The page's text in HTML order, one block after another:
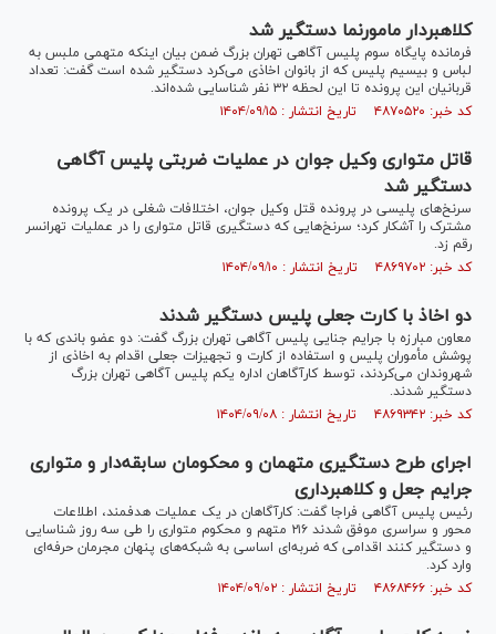
کلاهبردار مامورنما دستگیر شد
فرمانده پایگاه سوم پلیس آگاهی تهران بزرگ ضمن بیان اینکه متهمی ملبس به
لباس و بیسیم پلیس که از بانوان اخاذی می‌کرد دستگیر شده است گفت: تعداد
قربانیان این پرونده تا این لحظه ۳۲ نفر شناسایی شده‌اند.
کد خبر: ۴۸۷۰۵۲۰ تاریخ انتشار : ۱۴۰۴/۰۹/۱۵
قاتل متواری وکیل جوان در عملیات ضربتی پلیس آگاهی
دستگیر شد
سرنخ‌های پلیسی در پرونده قتل وکیل جوان، اختلافات شغلی در یک پرونده
مشترک را آشکار کرد؛ سرنخ‌هایی که دستگیری قاتل متواری را در عملیات تهرانسر
رقم زد.
کد خبر: ۴۸۶۹۷۰۲ تاریخ انتشار : ۱۴۰۴/۰۹/۱۰
دو اخاذ با کارت جعلی پلیس دستگیر شدند
معاون مبارزه با جرایم جنایی پلیس آگاهی تهران بزرگ گفت: دو عضو باندی که با
پوشش مأموران پلیس و استفاده از کارت و تجهیزات جعلی اقدام به اخاذی از
شهروندان می‌کردند، توسط کارآگاهان اداره یکم پلیس آگاهی تهران بزرگ
دستگیر شدند.
کد خبر: ۴۸۶۹۳۴۲ تاریخ انتشار : ۱۴۰۴/۰۹/۰۸
اجرای طرح دستگیری متهمان و محکومان سابقه‌دار و متواری
جرایم جعل و کلاهبرداری
رئیس پلیس آگاهی فراجا گفت: کارآگاهان در یک عملیات هدفمند، اطلاعات
محور و سراسری موفق شدند ۲۱۶ متهم و محکوم متواری را طی سه روز شناسایی
و دستگیر کنند اقدامی که ضربه‌ای اساسی به شبکه‌های پنهان مجرمان حرفه‌ای
وارد کرد.
کد خبر: ۴۸۶۸۴۶۶ تاریخ انتشار : ۱۴۰۴/۰۹/۰۲